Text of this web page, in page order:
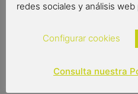
Out of stock
redes sociales y análisis
Configurar cookies
Consulta nuestra